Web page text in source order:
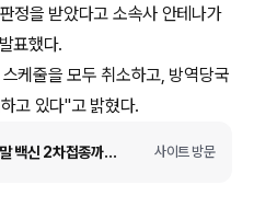
정을 받았다고 소속사 안테나가
표했다.
케줄을 모두 취소하고, 방역당국
고 있다"고 밝혔다.
유재석, 코로나19 확진…'9월말 백신 2차접종까지 완료' [공식입장 전문] 사이트 방문